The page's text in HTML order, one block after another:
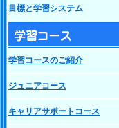
目標と学習システム
学習コースのご紹介
ジュニアコース
キャリアサポートコース